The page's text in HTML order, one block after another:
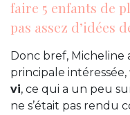
faire 5 enfants de
pas assez d’idées
Donc bref, Micheline
principale intéressée,
vi, ce qui a un peu
ne s’était pas rendu